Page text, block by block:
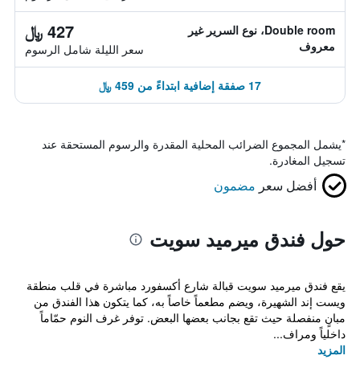
Double room، نوع السرير غير
معروف
427 ﷼
سعر الليلة شامل الرسوم
17 صفقة إضافية ابتداءً من 459 ﷼
*يشمل المجموع الضرائب المحلية المقدرة والرسوم المستحقة عند
تسجيل المغادرة.
أفضل سعر مضمون
حول فندق ميرميد سويت
يقع فندق ميرميد سويت قبالة شارع أكسفورد مباشرة في قلب منطقة
ويست إند الشهيرة، ويضم مطعماً خاصاً به، كما يتكون هذا الفندق من
مبانٍ منفصلة حيث تقع بجانب بعضها البعض. توفر غرف النوم حمّاماً
داخلياً ومراف...
المزيد